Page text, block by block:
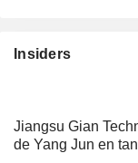
Insiders
Jiangsu Gian
de Yang Jun en